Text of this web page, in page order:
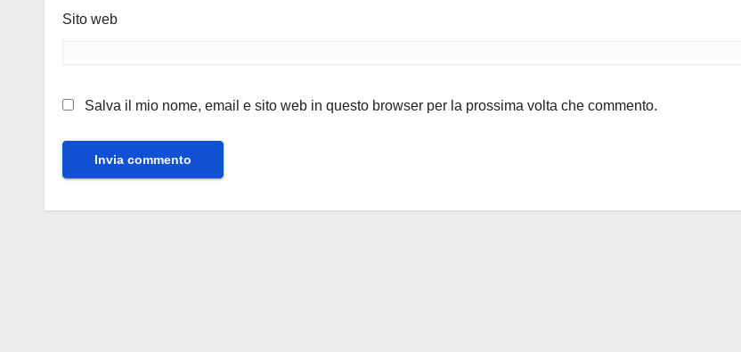
Sito web
Salva il mio nome, email e sito web in questo browser per la prossima volta che commento.